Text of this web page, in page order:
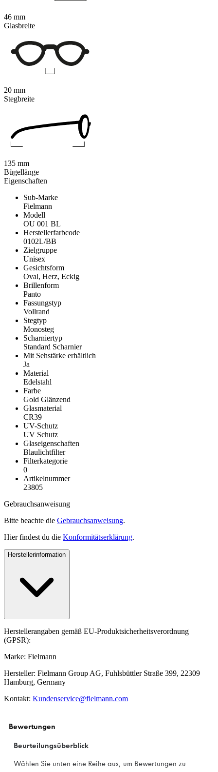
Eigenschaften
Sub-Marke
Fielmann
Modell
OU 001 BL
Herstellerfarbcode
0102L/BB
Zielgruppe
Unisex
Gesichtsform
Oval, Herz, Eckig
Brillenform
Panto
Fassungstyp
Vollrand
Stegtyp
Monosteg
Scharniertyp
Standard Scharnier
Mit Sehstärke erhältlich
Ja
Material
Edelstahl
Farbe
Gold Glänzend
Glasmaterial
CR39
UV-Schutz
UV Schutz
Glaseigenschaften
Blaulichtfilter
Filterkategorie
0
Artikelnummer
23805
Gebrauchsanweisung
Bitte beachte die Gebrauchsanweisung.
Hier findest du die Konformitätserklärung.
Herstellerinformation
Herstellerangaben gemäß EU-Produktsicherheitsverordnung
(GPSR):
Marke: Fielmann
Hersteller: Fielmann Group AG, Fuhlsbüttler Straße 399, 22309
Hamburg, Germany
Kontakt: Kundenservice@fielmann.com
46 mm
Glasbreite
20 mm
Stegbreite
135 mm
Bügellänge